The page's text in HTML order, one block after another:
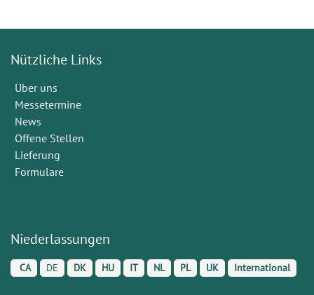
Nützliche Links
Über uns
Messetermine
News
Offene Stellen
Lieferung
Formulare
Niederlassungen
CA DE DK HU IT NL PL UK International